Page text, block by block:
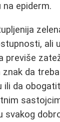
epiderm.
ali
previše
da
ili da
svakog